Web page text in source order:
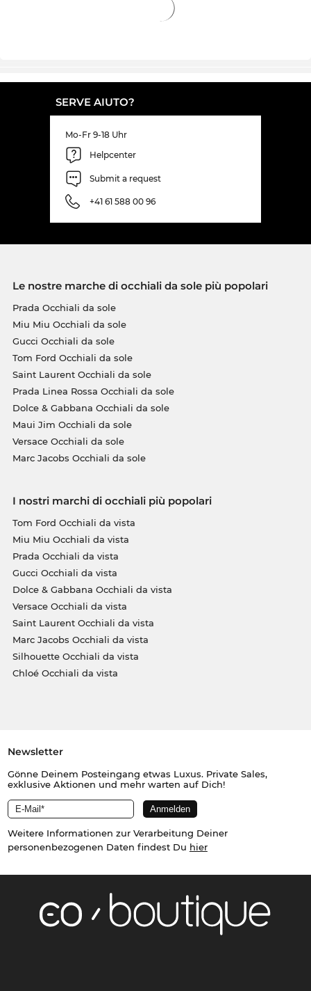
SERVE AIUTO?
Mo-Fr 9-18 Uhr
Helpcenter
Submit a request
+41 61 588 00 96
Le nostre marche di occhiali da sole più popolari
Prada Occhiali da sole
Miu Miu Occhiali da sole
Gucci Occhiali da sole
Tom Ford Occhiali da sole
Saint Laurent Occhiali da sole
Prada Linea Rossa Occhiali da sole
Dolce & Gabbana Occhiali da sole
Maui Jim Occhiali da sole
Versace Occhiali da sole
Marc Jacobs Occhiali da sole
I nostri marchi di occhiali più popolari
Tom Ford Occhiali da vista
Miu Miu Occhiali da vista
Prada Occhiali da vista
Gucci Occhiali da vista
Dolce & Gabbana Occhiali da vista
Versace Occhiali da vista
Saint Laurent Occhiali da vista
Marc Jacobs Occhiali da vista
Silhouette Occhiali da vista
Chloé Occhiali da vista
Newsletter
Gönne Deinem Posteingang etwas Luxus. Private Sales,
exklusive Aktionen und mehr warten auf Dich!
Weitere Informationen zur Verarbeitung Deiner
personenbezogenen Daten findest Du hier